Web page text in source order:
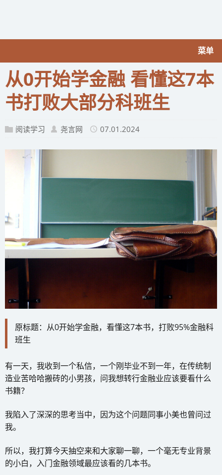
菜单
从0开始学金融 看懂这7本
书打败大部分科班生
阅读学习 尧言网 07.01.2024
原标题：从0开始学金融，看懂这7本书，打败95%金融科
班生
有一天，我收到一个私信，一个刚毕业不到一年，在传统制
造业苦哈哈搬砖的小男孩，问我想转行金融业应该要看什么
书籍？
我陷入了深深的思考当中，因为这个问题同事小美也曾问过
我。
所以，我打算今天抽空来和大家聊一聊，一个毫无专业背景
的小白，入门金融领域最应该看的几本书。